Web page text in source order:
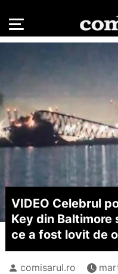
VIDEO Celebrul
Key din
ce a fost lovit de
comisarul.ro